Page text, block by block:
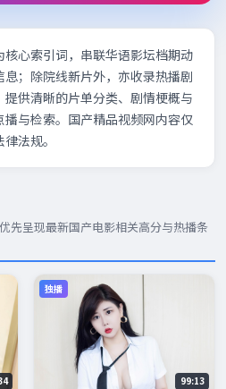
心索引词，串联华语影坛档期动
；除院线新片外，亦收录热播剧
供清晰的片单分类、剧情梗概与
与检索。国产精品视频网内容仅
法规。
先呈现最新国产电影相关高分与热播条
独播
99:13